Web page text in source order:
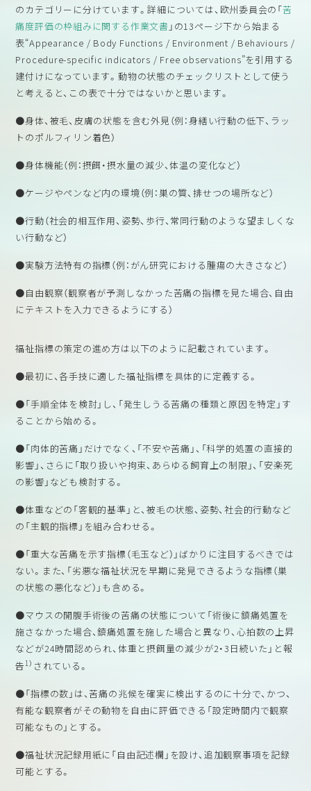
のカテゴリーに分けています。詳細については、欧州委員会の「苦
痛度評価の枠組みに関する作業文書 」の13ページ下から始まる
表“Appearance / Body Functions / Environment / Behaviours /
Procedure-specific indicators / Free observations”を引用する
建付けになっています。動物の状態のチェックリストとして使う
と考えると、この表で十分ではないかと思います。
●身体、被毛、皮膚の状態を含む外見（例：身繕い行動の低下、ラッ
トのポルフィリン着色）
●身体機能（例：摂餌・摂水量の減少、体温の変化など）
●ケージやペンなど内の環境（例：巣の質、排せつの場所など）
●行動（社会的相互作用、姿勢、歩行、常同行動のような望ましくな
い行動など）
●実験方法特有の指標（例：がん研究における腫瘍の大きさなど）
●自由観察（観察者が予測しなかった苦痛の指標を見た場合、自由
にテキストを入力できるようにする）
福祉指標の策定の進め方は以下のように記載されています。
●最初に、各手技に適した福祉指標を具体的に定義する。
●「手順全体を検討」し、「発生しうる苦痛の種類と原因を特定」す
ることから始める。
●「肉体的苦痛」だけでなく、「不安や苦痛」、「科学的処置の直接的
影響」、さらに「取り扱いや拘束、あらゆる飼育上の制限」、「安楽死
の影響」なども検討する。
●体重などの「客観的基準」と、被毛の状態、姿勢、社会的行動など
の「主観的指標」を組み合わせる。
●「重大な苦痛を示す指標（毛玉など）」ばかりに注目するべきでは
ない。また、「劣悪な福祉状況を早期に発見できるような指標（巣
の状態の悪化など）」も含める。
●マウスの開腹手術後の苦痛の状態について「術後に鎮痛処置を
施さなかった場合、鎮痛処置を施した場合と異なり、心拍数の上昇
などが24時間認められ、体重と摂餌量の減少が2・3日続いた」と報
告1） されている。
●「指標の数」は、苦痛の兆候を確実に検出するのに十分で、かつ、
有能な観察者がその動物を自由に評価できる「設定時間内で観察
可能なもの」とする。
●福祉状況記録用紙に「自由記述欄」を設け、追加観察事項を記録
可能とする。